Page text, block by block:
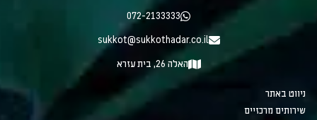
072-2133333
sukkot@sukkothadar.co.il
האלה 26, בית עזרא
ניווט באתר
שירותים מרכזיים